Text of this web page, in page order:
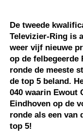
De tweede
Televizier-Ring is
weer vijf nieuwe
op de felbegeerde
ronde de meeste
de top 5 beland.
040 waarin Ewout
Eindhoven op de
ronde als een van
top 5!